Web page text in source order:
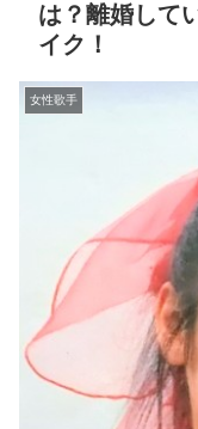
は？離婚して
イク！
女性歌手